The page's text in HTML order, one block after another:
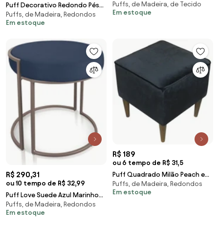
Puff Decorativo Redondo Pés
Palito Danny Suede Azul Tiffany
Puffs, de Madeira, Redondos
Em estoque
Capitonê Suede Turquesa -
Sheep Estofados - Azul
Puffs, de Madeira, de Tecido
Em estoque
R$ 290,31
ou 10 tempo de R$ 32,99
Puff Love Suede Azul Marinho
Base Industrial Cobre
Puffs, de Madeira, Redondos
Em estoque
R$ 189
ou 6 tempo de R$ 31,5
Puff Quadrado Milão Peach em
Veludo com Pés Palito - Preto
Puffs, de Madeira, Redondos
Em estoque